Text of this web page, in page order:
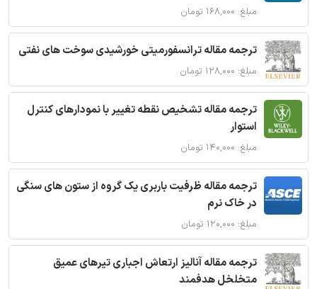
مبلغ: ۱۶۸,۰۰۰ تومان
ترجمه مقاله ترانسفورمیتی خورشیدی سوخت های نفتی
مبلغ: ۱۲۸,۰۰۰ تومان
ترجمه مقاله تشخیص نقطه تغییر با نمودارهای کنترل
استوار
مبلغ: ۱۴۰,۰۰۰ تومان
ترجمه مقاله ظرفیت باربری یک گروه از ستون های سنگی
در خاک نرم
مبلغ: ۱۲۰,۰۰۰ تومان
ترجمه مقاله آنالیز ارتعاش اجباری تیرهای عمیق
متخلخل هدفمند